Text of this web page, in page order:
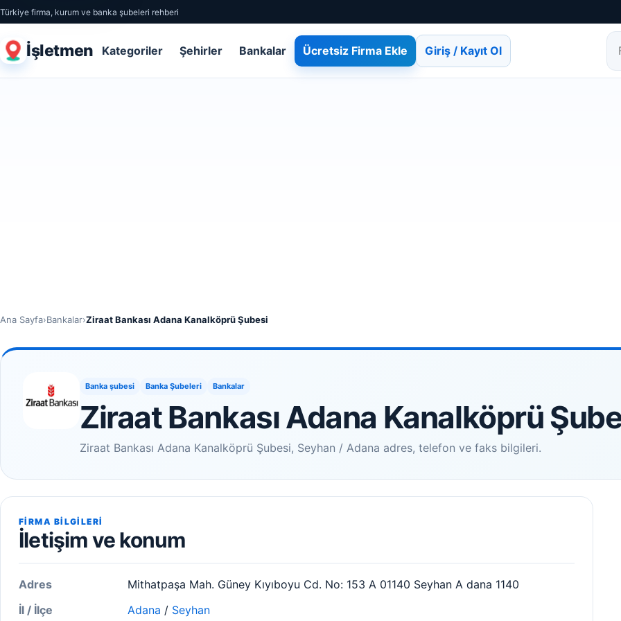
Türkiye firma, kurum ve banka şubeleri rehberi
İşletmen Kategoriler Şehirler Bankalar Ücretsiz Firma Ekle Giriş / Kayıt Ol
Ana Sayfa›Bankalar›Ziraat Bankası Adana Kanalköprü Şubesi
Banka şubesi Banka Şubeleri Bankalar
Ziraat Bankası Adana Kanalköprü
Ziraat Bankası Adana Kanalköprü Şubesi, Seyhan / Adana adres, telefon ve faks bilgileri.
FIRMA BILGILERI
İletişim ve konum
Adres
Mithatpaşa Mah. Güney Kıyıboyu Cd. No: 153 A 01140 Seyhan A dana 1140
İl / İlçe
Adana / Seyhan